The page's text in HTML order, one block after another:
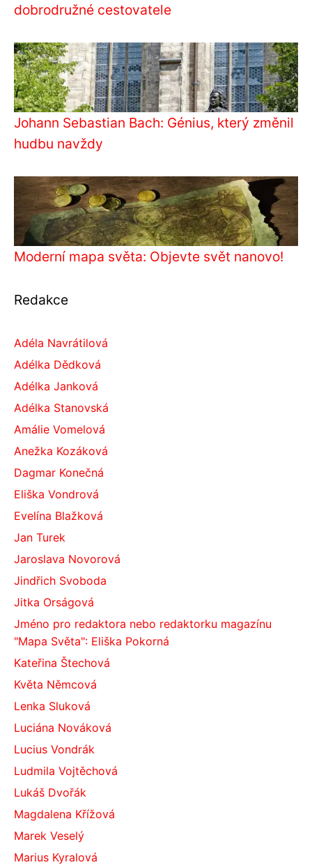
dobrodružné cestovatele
Johann Sebastian Bach: Génius, který změnil
hudbu navždy
Moderní mapa světa: Objevte svět nanovo!
Redakce
Adéla Navrátilová
Adélka Dědková
Adélka Janková
Adélka Stanovská
Amálie Vomelová
Anežka Kozáková
Dagmar Konečná
Eliška Vondrová
Evelína Blažková
Jan Turek
Jaroslava Novorová
Jindřich Svoboda
Jitka Orságová
Jméno pro redaktora nebo redaktorku magazínu
"Mapa Světa": Eliška Pokorná
Kateřina Štechová
Květa Němcová
Lenka Sluková
Luciána Nováková
Lucius Vondrák
Ludmila Vojtěchová
Lukáš Dvořák
Magdalena Křížová
Marek Veselý
Marius Kyralová